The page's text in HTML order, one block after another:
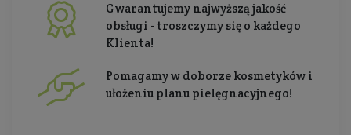
Gwarantujemy najwyższą jakość
obsługi - troszczymy się o każdego
Klienta!
Pomagamy w doborze kosmetyków i
ułożeniu planu pielęgnacyjnego!